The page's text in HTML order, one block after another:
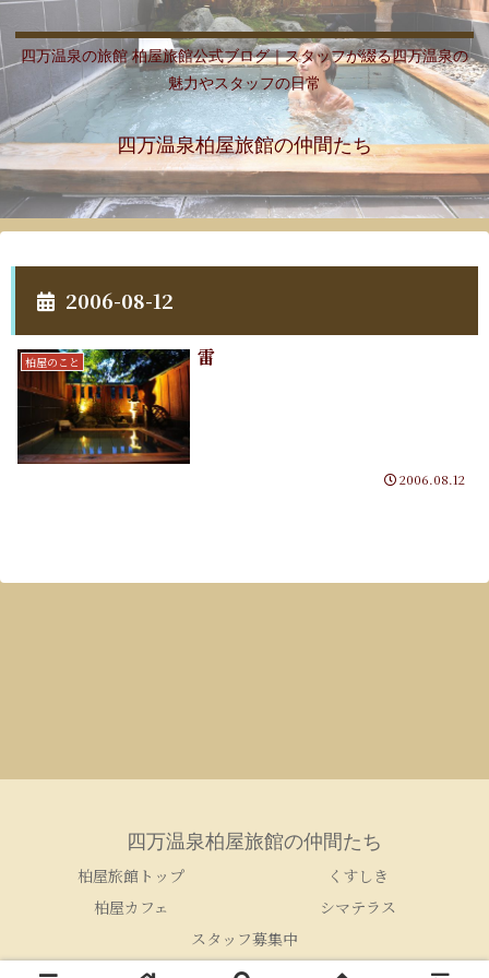
四万温泉の旅館 柏屋旅館公式ブログ｜スタッフが綴る四万温泉の
魅力やスタッフの日常
四万温泉柏屋旅館の仲間たち
2006-08-12
柏屋のこと 雷
2006.08.12
四万温泉柏屋旅館の仲間たち
柏屋旅館トップ
くすしき
柏屋カフェ
シマテラス
スタッフ募集中